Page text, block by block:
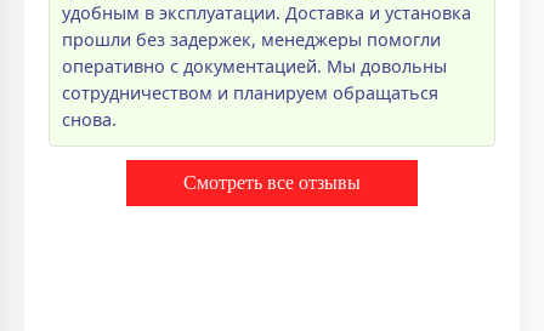
удобным в эксплуатации. Доставка и установка
прошли без задержек, менеджеры помогли
оперативно с документацией. Мы довольны
сотрудничеством и планируем обращаться
снова.
Смотреть все отзывы